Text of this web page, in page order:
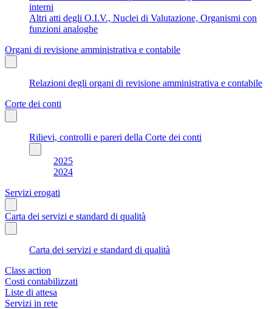
interni
Altri atti degli O.I.V., Nuclei di Valutazione, Organismi con
funzioni analoghe
Organi di revisione amministrativa e contabile
Relazioni degli organi di revisione amministrativa e contabile
Corte dei conti
Rilievi, controlli e pareri della Corte dei conti
2025
2024
Servizi erogati
Carta dei servizi e standard di qualità
Carta dei servizi e standard di qualità
Class action
Costi contabilizzati
Liste di attesa
Servizi in rete